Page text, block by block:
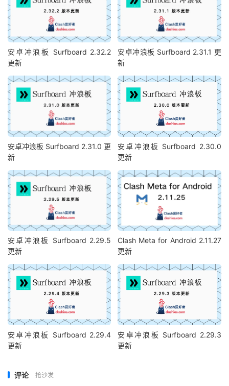
安卓冲浪板 Surfboard 2.32.2
更新
安卓冲浪板 Surfboard 2.31.1 更
新
安卓冲浪板 Surfboard 2.31.0 更
新
安卓冲浪板 Surfboard 2.30.0
更新
安卓冲浪板 Surfboard 2.29.5
更新
Clash Meta for Android 2.11.27
更新
安卓冲浪板 Surfboard 2.29.4
更新
安卓冲浪板 Surfboard 2.29.3
更新
评论 抢沙发